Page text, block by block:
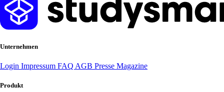
Unternehmen
Login Impressum FAQ AGB Presse Magazine
Produkt